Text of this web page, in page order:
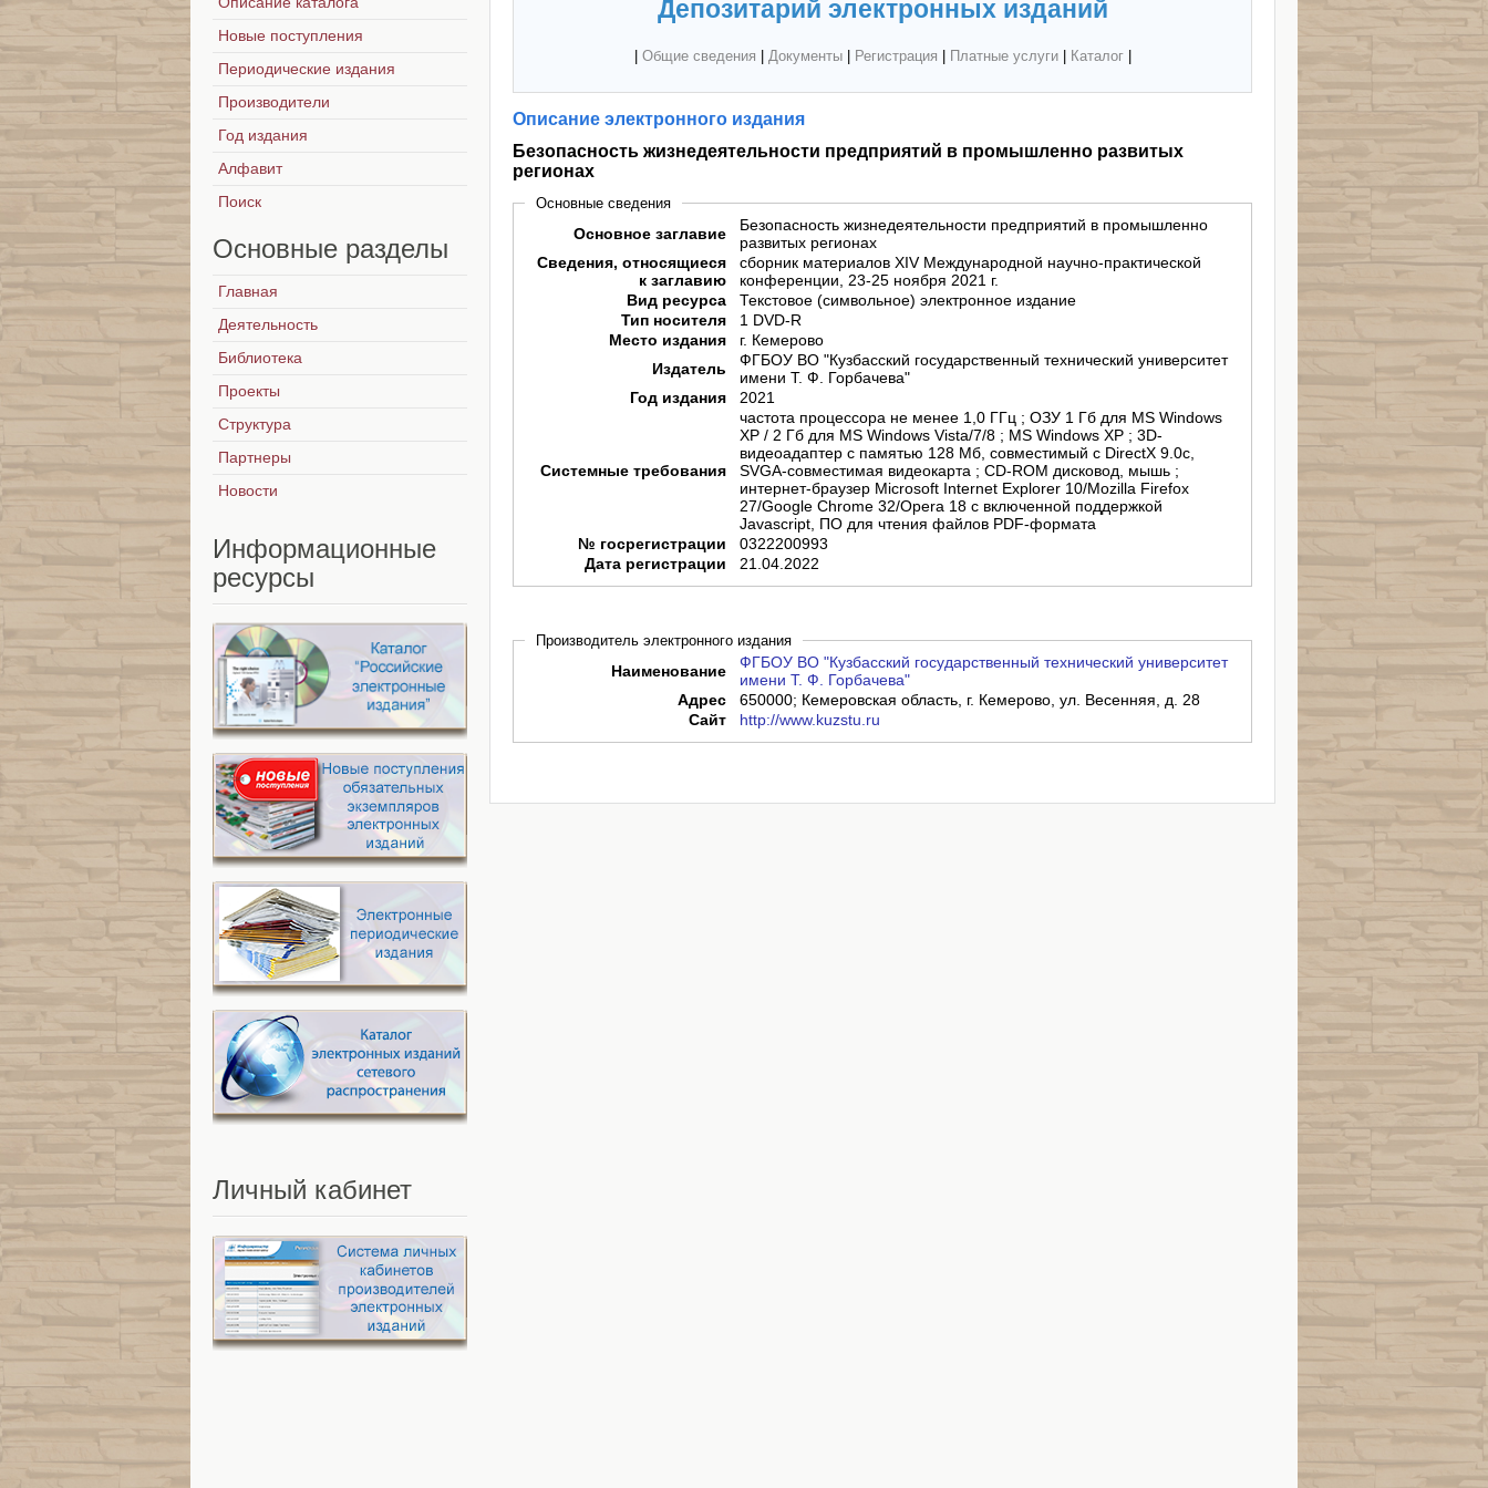
Депозитарий электронных изданий
Общие сведения Документы| Регистрация Платные услуги| Каталог|
Описание электронного издания
Безопасность жизнедеятельности предприятий в промышленно развитых
регионах
Основные сведения
Основное заглавие
Безопасность жизнедеятельности предприятий в промышленно
развитых регионах
Сведения, относящиеся
к заглавию
сборник материалов XIV Международной научно-практической
конференции, 23-25 ноября 2021 г.
Вид ресурса
Текстовое (символьное) электронное издание
Тип носителя
1 DVD-R
Место издания
г. Кемерово
Издатель
ФГБОУ ВО "Кузбасский государственный технический университет
имени Т. Ф. Горбачева"
Год издания
2021
Системные требования
частота процессора не менее 1,0 ГГц ; ОЗУ 1 Гб для MS Windows
XP / 2 Гб для MS Windows Vista/7/8 ; MS Windows XP ; 3D-
видеоадаптер с памятью 128 Мб, совместимый с DirectX 9.0c,
SVGA-совместимая видеокарта ; CD-ROM дисковод, мышь ;
интернет-браузер Microsoft Internet Explorer 10/Mozilla Firefox
27/Google Chrome 32/Opera 18 с включенной поддержкой
Javascript, ПО для чтения файлов PDF-формата
№ госрегистрации
0322200993
Дата регистрации
21.04.2022
Производитель электронного издания
Наименование
ФГБОУ ВО "Кузбасский государственный технический университет
имени Т. Ф. Горбачева"
Адрес
650000; Кемеровская область, г. Кемерово, ул. Весенняя, д. 28
Сайт
http://www.kuzstu.ru
Новые поступления
Периодические издания
Производители
Год издания
Алфавит
Поиск
Основные разделы
Главная
Деятельность
Библиотека
Проекты
Структура
Партнеры
Новости
Информационные
ресурсы
Личный кабинет